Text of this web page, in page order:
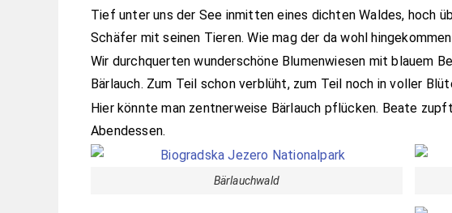
Tief unter uns der See inmitten eines dichten Waldes, hoch
Schäfer mit seinen Tieren. Wie mag der da wohl
Wir durchquerten wunderschöne Blumenwiesen mit blauem
Bärlauch. Zum Teil schon verblüht, zum Teil noch in voller
Hier könnte man zentnerweise Bärlauch pflücken. Beate
Abendessen.
Bärlauchwald